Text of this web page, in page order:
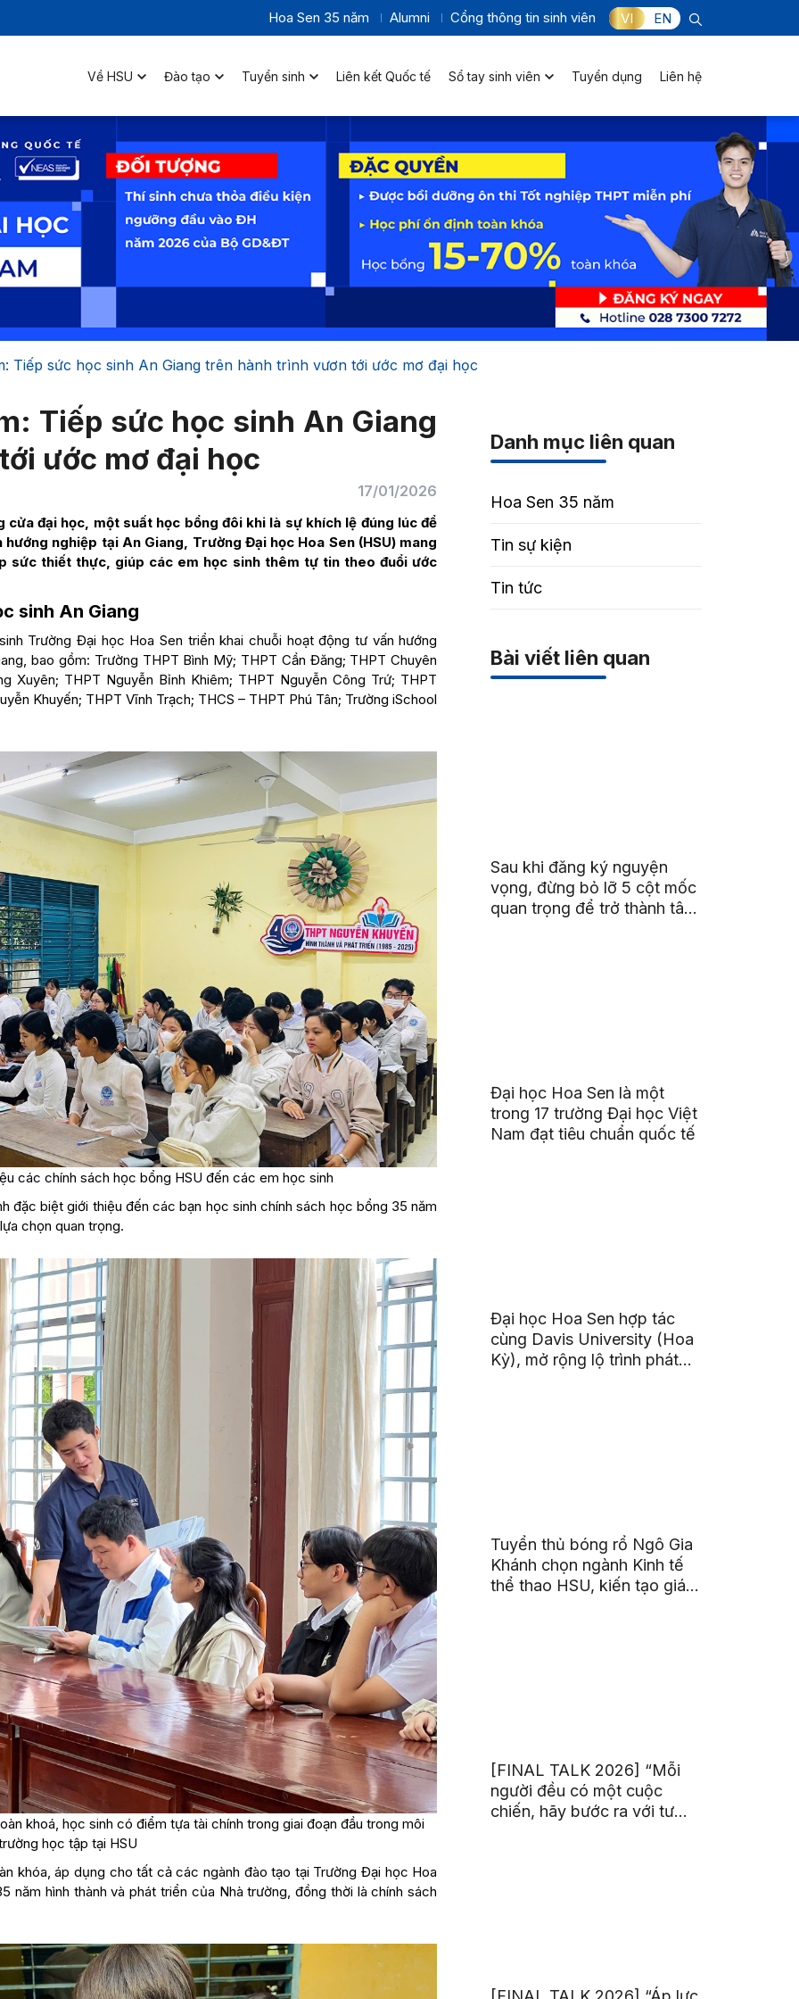
Hoa Sen 35 năm Alumni Cổng thông tin sinh viên VI EN
Về HSU Đào tạo Tuyển sinh Liên kết Quốc tế Sổ tay sinh viên Tuyển dụng Liên hệ
Tiếp sức học sinh An Giang trên hành trình vươn tới ước mơ đại học
Tiếp sức học sinh An Giang
ước mơ đại học
17/01/2026
đại học, một suất học bổng đôi khi là sự khích lệ đúng lúc để
nghiệp tại An Giang, Trường Đại học Hoa Sen (HSU) mang
sức thiết thực, giúp các em học sinh thêm tự tin theo đuổi ước
sinh An Giang
Trường Đại học Hoa Sen triển khai chuỗi hoạt động tư vấn hướng
bao gồm: Trường THPT Bình Mỹ; THPT Cần Đăng; THPT Chuyên
Xuyên; THPT Nguyễn Bỉnh Khiêm; THPT Nguyễn Công Trứ; THPT
Khuyến; THPT Vĩnh Trạch; THCS – THPT Phú Tân; Trường iSchool
các chính sách học bổng HSU đến các em học sinh
đặc biệt giới thiệu đến các bạn học sinh chính sách học bổng 35 năm
chọn quan trọng.
khoá, học sinh có điểm tựa tài chính trong giai đoạn đầu trong môi
học tập tại HSU
khóa, áp dụng cho tất cả các ngành đào tạo tại Trường Đại học Hoa
năm hình thành và phát triển của Nhà trường, đồng thời là chính sách
Danh mục liên quan
Hoa Sen 35 năm
Tin sự kiện
Tin tức
Bài viết liên quan
Sau khi đăng ký nguyện
vọng, đừng bỏ lỡ 5 cột mốc
quan trọng để trở thành tân
Đại học Hoa Sen là một
trong 17 trường Đại học Việt
Nam đạt tiêu chuẩn quốc tế
Đại học Hoa Sen hợp tác
cùng Davis University (Hoa
Kỳ), mở rộng lộ trình phát
Tuyển thủ bóng rổ Ngô Gia
Khánh chọn ngành Kinh tế
thể thao HSU, kiến tạo giá
[FINAL TALK 2026] “Mỗi
người đều có một cuộc
chiến, hãy bước ra với tư